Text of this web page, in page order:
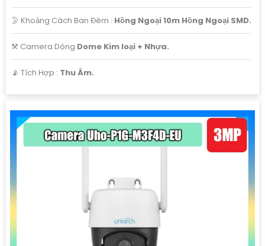
🌛 Khoảng Cách Ban Đêm : Hồng Ngoại 10m Hồng Ngoại SMD.
⚒ Camera Dòng Dome Kim loại + Nhựa.
️📡 Tích Hợp : Thu Âm.